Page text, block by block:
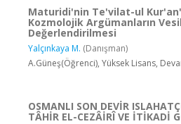
Maturidi'nin Te'vilat-ul
Kozmolojik Argümanların
Değerlendirilmesi
Yalçınkaya M. (Danışman)
A.Güneş(Öğrenci), Yüksek Lisans,
OSMANLI SON DEVİR
TÂHİR EL-CEZÂİRÎ VE İTİKADİ